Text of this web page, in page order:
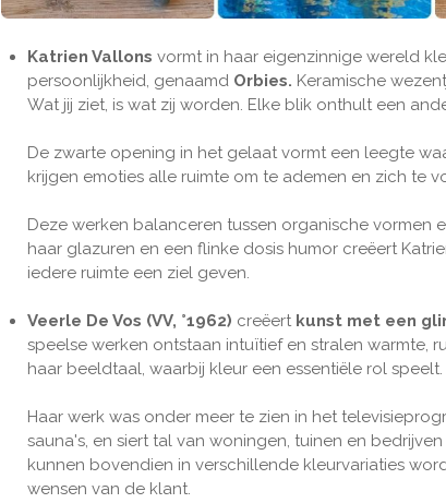
Katrien Vallons vormt in haar eigenzinnige wereld
persoonlijkheid, genaamd Orbies. Keramische
Wat jij ziet, is wat zij worden. Elke blik onthult een
De zwarte opening in het gelaat vormt een leegte
krijgen emoties alle ruimte om te ademen en zich te
Deze werken balanceren tussen organische vormen
haar glazuren en een flinke dosis humor creëert
iedere ruimte een ziel geven.
Veerle De Vos (VV, °1962) creëert kunst met een
speelse werken ontstaan intuïtief en stralen warmte,
haar beeldtaal, waarbij kleur een essentiële rol speelt.
Haar werk was onder meer te zien in het
sauna's, en siert tal van woningen, tuinen en
kunnen bovendien in verschillende kleurvariaties
wensen van de klant.